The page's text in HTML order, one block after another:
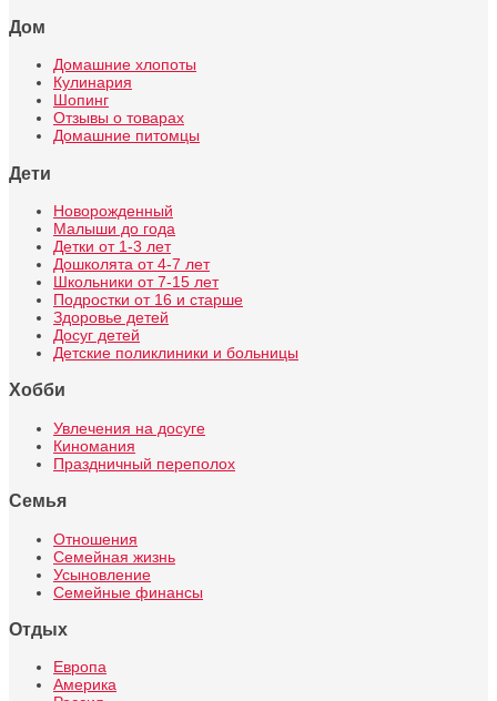
Дом
Домашние хлопоты
Кулинария
Шопинг
Отзывы о товарах
Домашние питомцы
Дети
Новорожденный
Малыши до года
Детки от 1-3 лет
Дошколята от 4-7 лет
Школьники от 7-15 лет
Подростки от 16 и старше
Здоровье детей
Досуг детей
Детские поликлиники и больницы
Хобби
Увлечения на досуге
Киномания
Праздничный переполох
Семья
Отношения
Семейная жизнь
Усыновление
Семейные финансы
Отдых
Европа
Америка